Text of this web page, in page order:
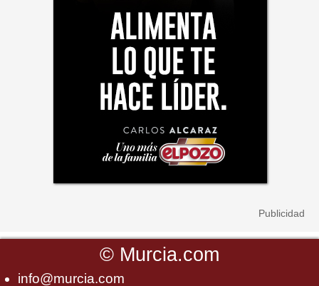
© Murcia.com
info@murcia.com